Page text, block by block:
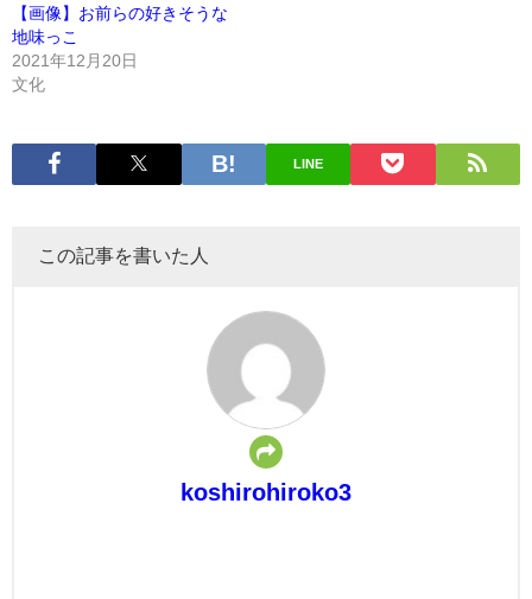
【画像】お前らの好きそうな
地味っこ
2021年12月20日
文化
LINE
この記事を書いた人
koshirohiroko3